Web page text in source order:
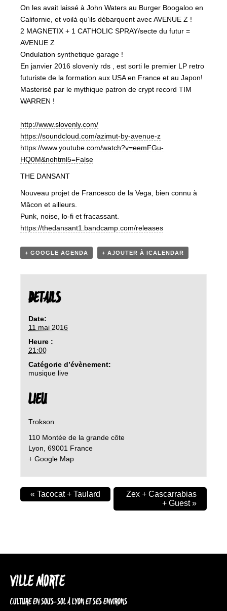
On les avait laissé à John Waters au Burger Boogaloo en
Californie, et voilà qu’ils débarquent avec AVENUE Z !
2 MAGNETIX + 1 CATHOLIC SPRAY/secte du futur =
AVENUE Z
Ondulation synthetique garage !
En janvier 2016 slovenly rds , est sorti le premier LP retro
futuriste de la formation aux USA en France et au Japon!
Masterisé par le mythique patron de crypt record TIM
WARREN !
http://www.slovenly.com/
https://soundcloud.com/azimut-by-avenue-z
https://www.youtube.com/watch?v=eemFGu-
HQ0M&nohtml5=False
THE DANSANT
Nouveau projet de Francesco de la Vega, bien connu à
Mâcon et ailleurs.
Punk, noise, lo-fi et fracassant.
https://thedansant1.bandcamp.com/releases
+ GOOGLE AGENDA + AJOUTER À ICALENDAR
DETAILS
Date:
11 mai 2016
Heure :
21:00
Catégorie d’évènement:
musique live
LIEU
Trokson
110 Montée de la grande côte
Lyon 69001 France
+ Google Map
« Tacocat + Taulard
Zex + Cascarrabias
+ Guest»
VILLE MORTE
CULTURE EN SOUS-SOL À LYON ET SES ENVIRONS